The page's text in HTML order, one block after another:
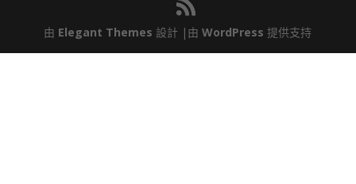
由 Elegant Themes 設計 |由WordPress 提供支持